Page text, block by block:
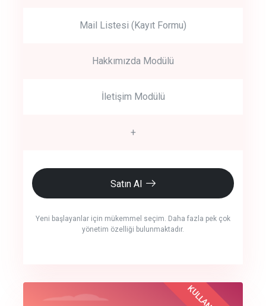
Mail Listesi (Kayıt Formu)
Hakkımızda Modülü
İletişim Modülü
+
Satın Al
Yeni başlayanlar için mükemmel seçim. Daha fazla pek çok
yönetim özelliği bulunmaktadır.
crm auto cync